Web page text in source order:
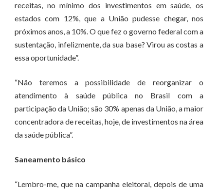
receitas, no mínimo dos investimentos em saúde, os
estados com 12%, que a União pudesse chegar, nos
próximos anos, a 10%. O que fez o governo federal com a
sustentação, infelizmente, da sua base? Virou as costas a
essa oportunidade”.
“Não teremos a possibilidade de reorganizar o
atendimento à saúde pública no Brasil com a
participação da União; são 30% apenas da União, a maior
concentradora de receitas, hoje, de investimentos na área
da saúde pública”.
Saneamento básico
“Lembro-me, que na campanha eleitoral, depois de uma